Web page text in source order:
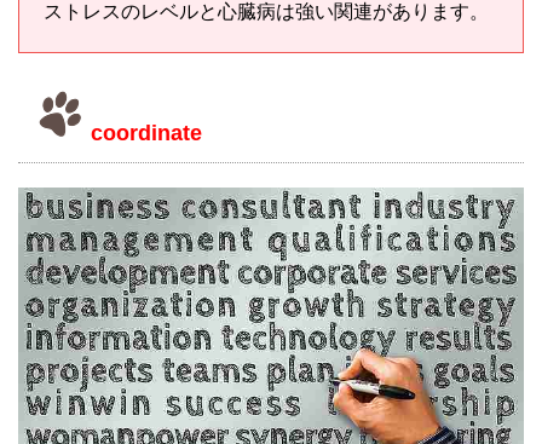
ストレスのレベルと心臓病は強い関連があります。
coordinate